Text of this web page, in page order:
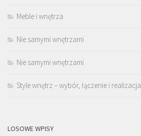
Meble i wnętrza
Nie samymi wnętrzami
Nie samymi wnętrzami
Style wnętrz – wybór, łączenie i realizacja
LOSOWE WPISY